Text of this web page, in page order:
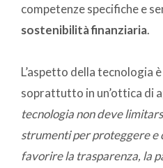
competenze specifiche e
sostenibilità finanziaria.
L’aspetto della tecnologia
soprattutto in un’ottica di
tecnologianon deve
strumenti per proteggere e
favorire la trasparenza, la